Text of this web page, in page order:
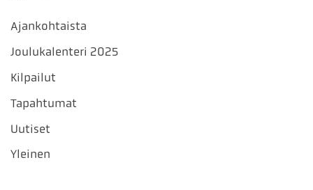
Ajankohtaista
Joulukalenteri 2025
Kilpailut
Tapahtumat
Uutiset
Yleinen